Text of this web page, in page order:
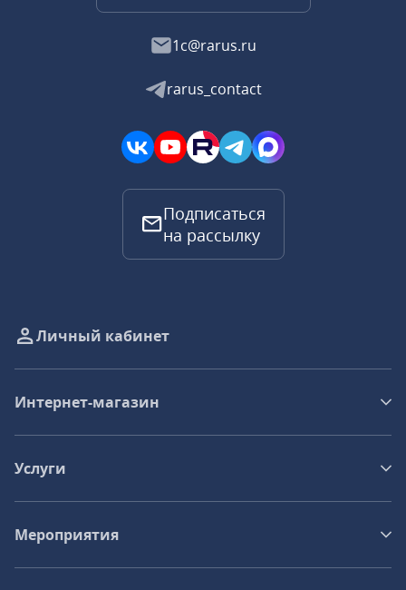
1c@rarus.ru
rarus_contact
Подписаться
на рассылку
Личный кабинет
Интернет-магазин
Услуги
Мероприятия